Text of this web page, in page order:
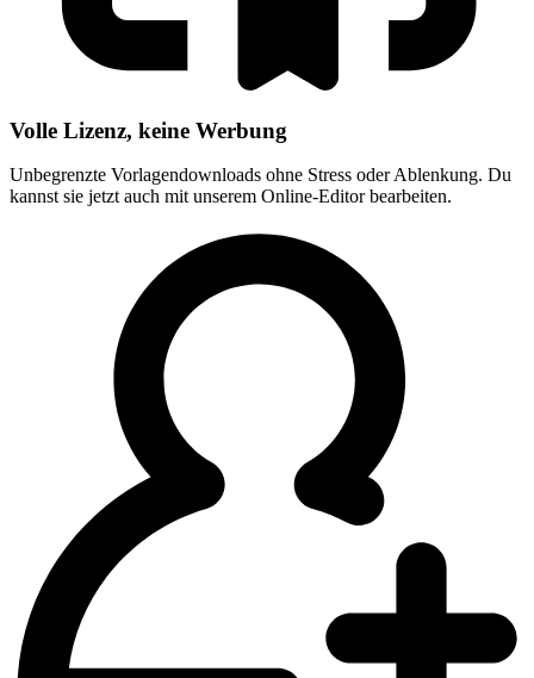
Volle Lizenz, keine Werbung
Unbegrenzte Vorlagendownloads ohne Stress oder Ablenkung. Du
kannst sie jetzt auch mit unserem Online-Editor bearbeiten.